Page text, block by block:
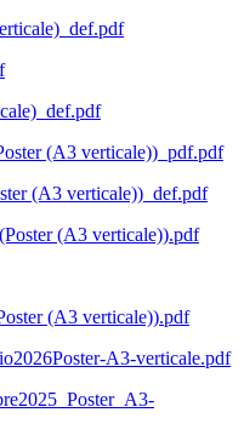
(A3 verticale))_pdf.pdf
(A3 verticale))_def.pdf
(A3 verticale)).pdf
(A3 verticale)).pdf
A3-verticale.pdf